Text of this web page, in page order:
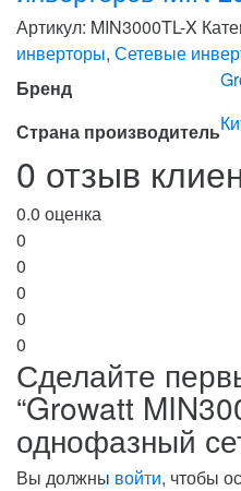
Артикул: MIN3000TL-X
инверторы, Сетевые
Бренд
Страна производитель
0 отзыв
0.0 оценка
0
0
0
0
0
Сделайте
“Growatt
однофазный
Вы должны войти, чтобы